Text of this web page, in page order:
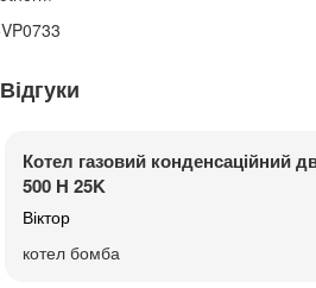
Відгуки
Котел газовий конденсаційний
500 H 25K
Віктор
котел бомба